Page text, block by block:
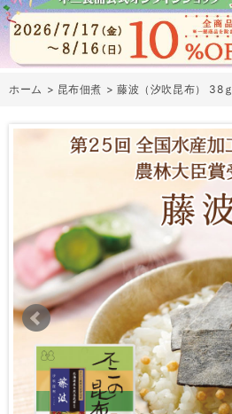
ホーム > 昆布佃煮 >藤波（汐吹昆布） 38ｇ